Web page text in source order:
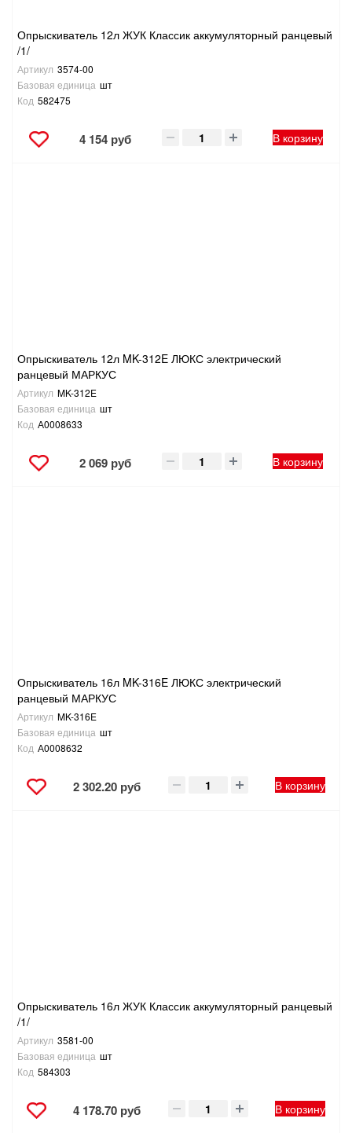
Опрыскиватель 12л ЖУК Классик аккумуляторный ранцевый
/1/
Артикул 3574-00
Базовая единица шт
Код 582475
4 154 руб В корзину
Опрыскиватель 12л MK-312E ЛЮКС электрический
ранцевый МАРКУС
Артикул MK-312E
Базовая единица шт
Код А0008633
2 069 руб В корзину
Опрыскиватель 16л MK-316E ЛЮКС электрический
ранцевый МАРКУС
Артикул MK-316E
Базовая единица шт
Код А0008632
2 302.20 руб В корзину
Опрыскиватель 16л ЖУК Классик аккумуляторный ранцевый
/1/
Артикул 3581-00
Базовая единица шт
Код 584303
4 178.70 руб В корзину